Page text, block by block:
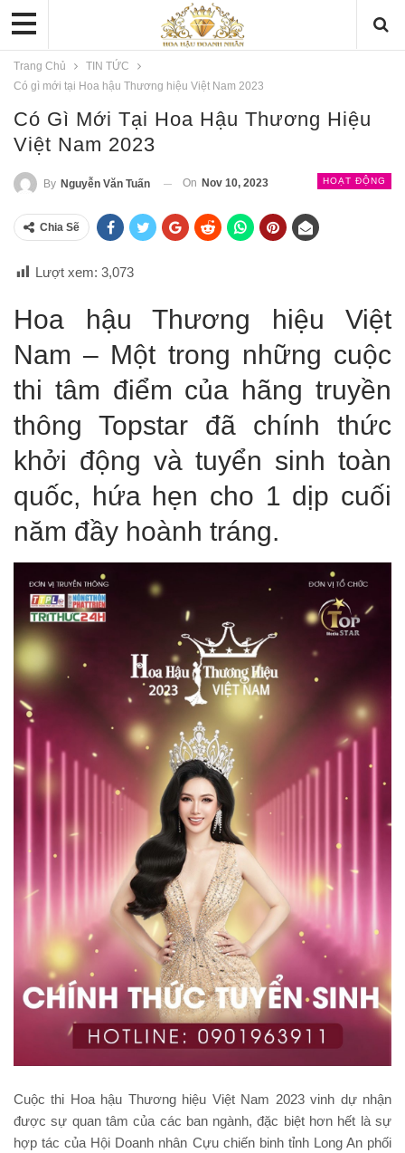
Trang Chủ
TIN TỨC
Có gì mới tại Hoa hậu Thương hiệu Việt Nam 2023
Có Gì Mới Tại Hoa Hậu Thương Hiệu
Việt Nam 2023
HOẠT ĐỘNG
By Nguyễn Văn Tuấn On Nov 10, 2023
Chia Sẽ
Lượt xem: 3,073
Hoa hậu Thương hiệu Việt
Nam – Một trong những cuộc
thi tâm điểm của hãng truyền
thông Topstar đã chính thức
khởi động và tuyển sinh toàn
quốc, hứa hẹn cho 1 dịp cuối
năm đầy hoành tráng.
Cuộc thi Hoa hậu Thương hiệu Việt Nam 2023 vinh dự nhận
được sự quan tâm của các ban ngành, đặc biệt hơn hết là sự
hợp tác của Hội Doanh nhân Cựu chiến binh tỉnh Long An phối